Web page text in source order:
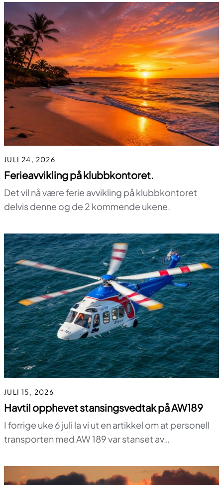
JULI 24, 2026
Ferieavvikling på klubbkontoret.
Det vil nå være ferie avvikling på klubbkontoret
delvis denne og de 2 kommende ukene.
JULI 15, 2026
Havtil opphevet stansingsvedtak på AW189
I forrige uke 6 juli la vi ut en artikkel om at personell
transporten med AW 189 var stanset av…